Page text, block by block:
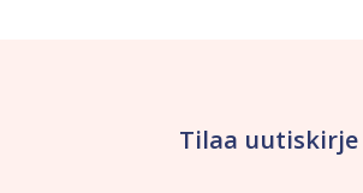
Tilaa uutiskirje